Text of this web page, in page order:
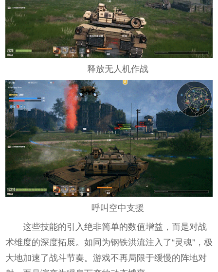
释放无人机作战
呼叫空中支援
这些技能的引入绝非简单的数值增益，而是对战
术维度的深度拓展。如同为钢铁洪流注入了“灵魂”，极
大地加速了战斗节奏。游戏不再局限于缓慢的阵地对